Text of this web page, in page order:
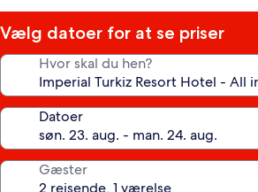
Vælg datoer for at se priser
Hvor skal du hen?
Datoer
Gæster